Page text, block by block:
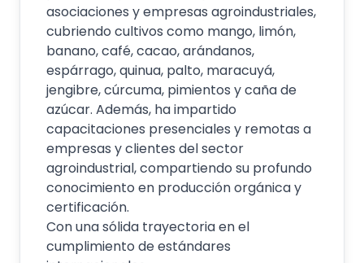
asociaciones y empresas agroindustriales,
cubriendo cultivos como mango, limón,
banano, café, cacao, arándanos,
espárrago, quinua, palto, maracuyá,
jengibre, cúrcuma, pimientos y caña de
azúcar. Además, ha impartido
capacitaciones presenciales y remotas a
empresas y clientes del sector
agroindustrial, compartiendo su profundo
conocimiento en producción orgánica y
certificación.
Con una sólida trayectoria en el
cumplimiento de estándares